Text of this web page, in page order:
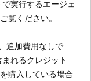
実行するエージェ
覧ください。
追加費用なしで
れるクレジット
購入している場合